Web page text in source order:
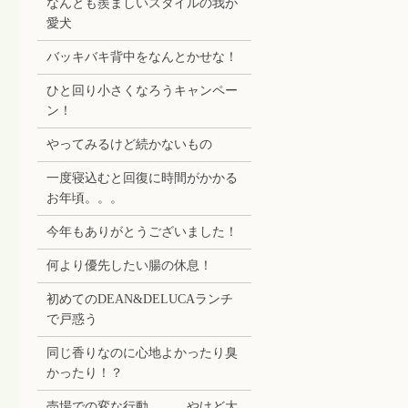
なんとも羨ましいスタイルの我が
愛犬
バッキバキ背中をなんとかせな！
ひと回り小さくなろうキャンペー
ン！
やってみるけど続かないもの
一度寝込むと回復に時間がかかる
お年頃。。。
今年もありがとうございました！
何より優先したい腸の休息！
初めてのDEAN&DELUCAランチ
で戸惑う
同じ香りなのに心地よかったり臭
かったり！？